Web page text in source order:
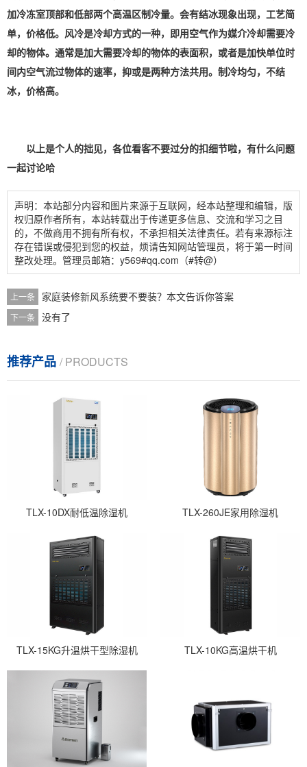
加冷冻室顶部和低部两个高温区制冷量。会有结冰现象出现，工艺简
单，价格低。 风冷是冷却方式的一种，即用空气作为媒介冷却需要冷
却的物体。通常是加大需要冷却的物体的表面积，或者是加快单位时
间内空气流过物体的速率，抑或是两种方法共用。制冷均匀，不结
冰，价格高。
以上是个人的拙见，各位看客不要过分的扣细节啦，有什么问题
一起讨论哈
声明：本站部分内容和图片来源于互联网，经本站整理和编辑，版
权归原作者所有，本站转载出于传递更多信息、交流和学习之目
的，不做商用不拥有所有权，不承担相关法律责任。若有来源标注
存在错误或侵犯到您的权益，烦请告知网站管理员，将于第一时间
整改处理。管理员邮箱：y569#qq.com（#转@）
上一条 家庭装修新风系统要不要装？本文告诉你答案
下一条 没有了
推荐产品 / PRODUCTS
TLX-10DX耐低温除湿机 TLX-260JE家用除湿机
TLX-15KG升温烘干型除湿机 TLX-10KG高温烘干机